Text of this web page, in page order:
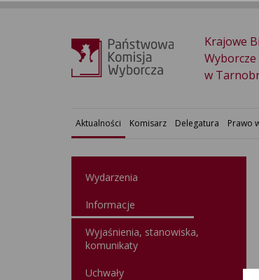
Krajowe
w
Aktualności Komisarz Delegatura Prawo
Wydarzenia
Informacje
Wyjaśnienia, stanowiska,
komunikaty
Uchwały